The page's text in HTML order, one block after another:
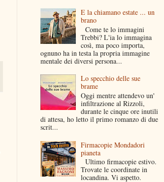
E la chiamano estate ... un
brano
Come te lo immagini
Trebbi? L'ia lo immagina
così, ma poco importa,
ognuno ha in testa la propria immagine
mentale dei diversi persona...
Lo specchio delle sue
brame
Oggi mentre attendevo un'
infiltrazione al Rizzoli,
durante le cinque ore inutili
di attesa, ho letto il primo romanzo di due
scrit...
Firmacopie Mondadori
pianeta
Ultimo firmacopie estivo.
Trovate le coordinate in
locandina. Vi aspetto.